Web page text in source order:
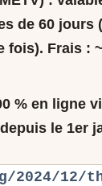
de 60 jours
fois). Frais :
% en ligne
depuis le 1er
2024/12/